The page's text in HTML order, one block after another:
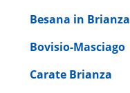
Besana in Brianza
Bovisio-Masciago
Carate Brianza